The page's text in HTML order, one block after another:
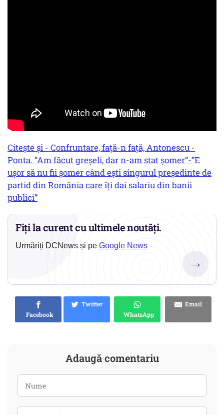
Citește și - Confruntare, față-n față, Antonescu -
Ponta. ”Am făcut greșeli, dar n-am stat șomer”-”E
ușor să nu fii șomer când ești singurul președinte de
partid din România care îți dai salariu din banii
publici”
Fiți la curent cu ultimele noutăți.
Urmăriți DCNews și pe Google News
→
Facebook
Twitter
WhatsApp
Email
Adaugă comentariu